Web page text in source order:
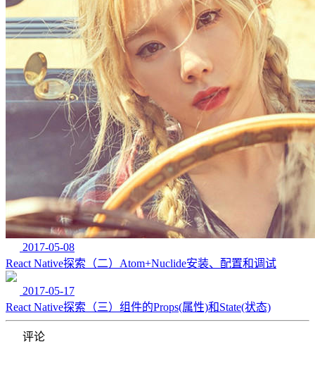
2017-05-08
React Native探索（二）Atom+Nuclide安装、配置和调试
2017-05-17
React Native探索（三）组件的Props(属性)和State(状态)
评论